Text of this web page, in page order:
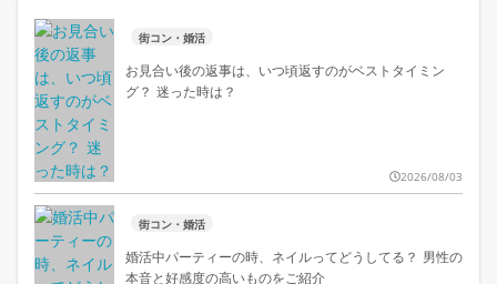
街コン・婚活
お見合い後の返事は、いつ頃返すのがベストタイミン
グ？ 迷った時は？
2026/08/03
街コン・婚活
婚活中パーティーの時、ネイルってどうしてる？ 男性の
本音と好感度の高いものをご紹介